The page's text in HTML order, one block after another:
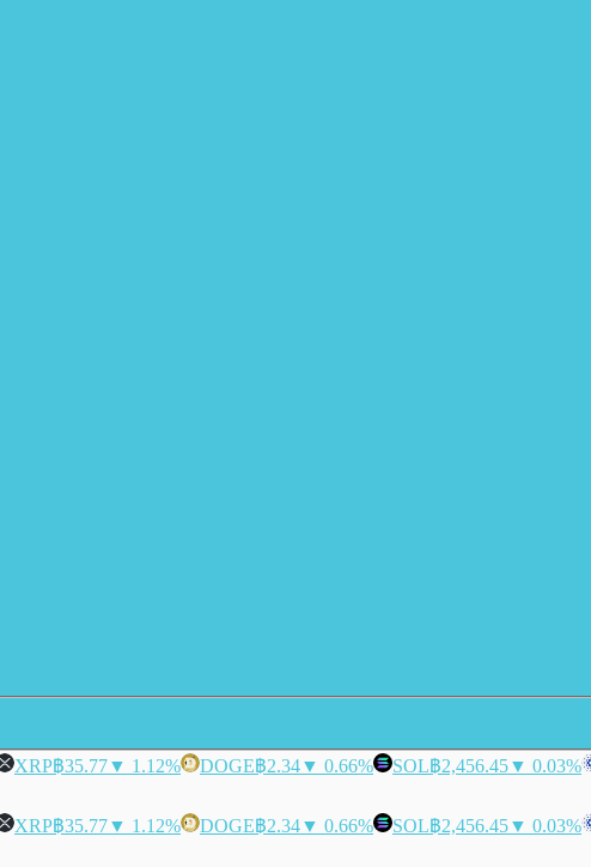
XRP฿35.77▼ 1.12% DOGE฿2.34▼ 0.66% SOL฿2,456.45▼ 0.03%
XRP฿35.77▼ 1.12% DOGE฿2.34▼ 0.66% SOL฿2,456.45▼ 0.03%